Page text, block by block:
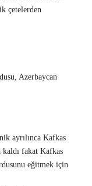
çetelerden
Azerbaycan
ayrılınca Kafkas
kaldı fakat Kafkas
eğitmek için